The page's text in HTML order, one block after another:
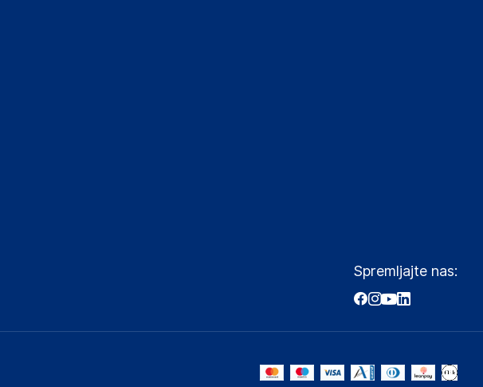
Spremljajte nas: